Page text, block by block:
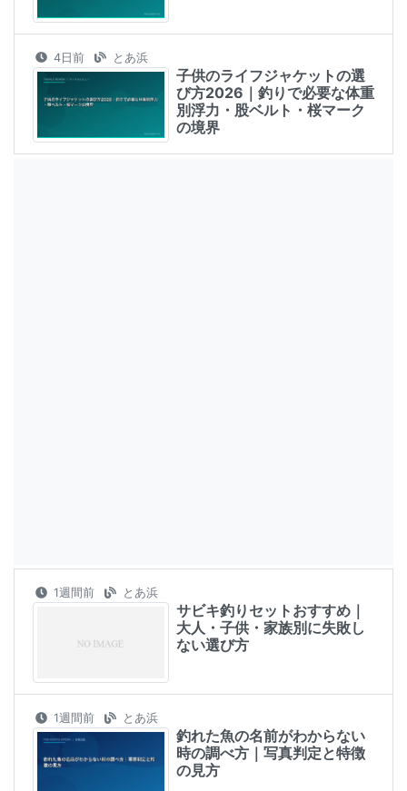
4日前 とあ浜
子供のライフジャケットの選
び方2026｜釣りで必要な体重
別浮力・股ベルト・桜マーク
の境界
1週間前 とあ浜
サビキ釣りセットおすすめ｜
大人・子供・家族別に失敗し
ない選び方
1週間前 とあ浜
釣れた魚の名前がわからない
時の調べ方｜写真判定と特徴
の見方